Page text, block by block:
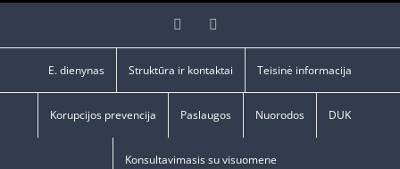
Facebook
E. dienynas Struktūra ir kontaktai Teisinė informacija
Korupcijos prevencija Paslaugos Nuorodos DUK
Konsultavimasis su visuomene